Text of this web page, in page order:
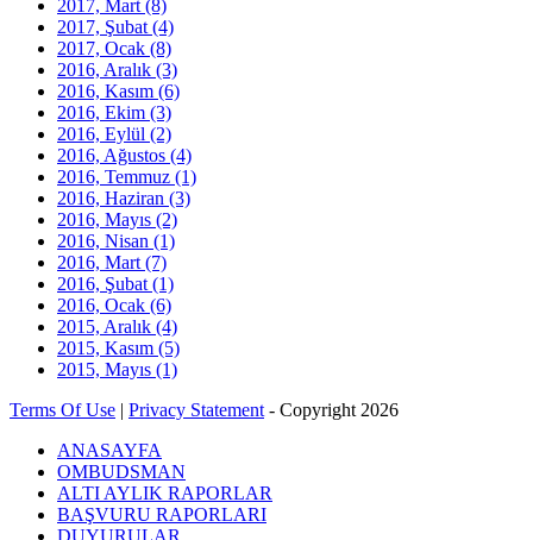
2017, Mart (8)
2017, Şubat (4)
2017, Ocak (8)
2016, Aralık (3)
2016, Kasım (6)
2016, Ekim (3)
2016, Eylül (2)
2016, Ağustos (4)
2016, Temmuz (1)
2016, Haziran (3)
2016, Mayıs (2)
2016, Nisan (1)
2016, Mart (7)
2016, Şubat (1)
2016, Ocak (6)
2015, Aralık (4)
2015, Kasım (5)
2015, Mayıs (1)
Terms Of Use | Privacy Statement - Copyright 2026
ANASAYFA
OMBUDSMAN
ALTI AYLIK RAPORLAR
BAŞVURU RAPORLARI
DUYURULAR